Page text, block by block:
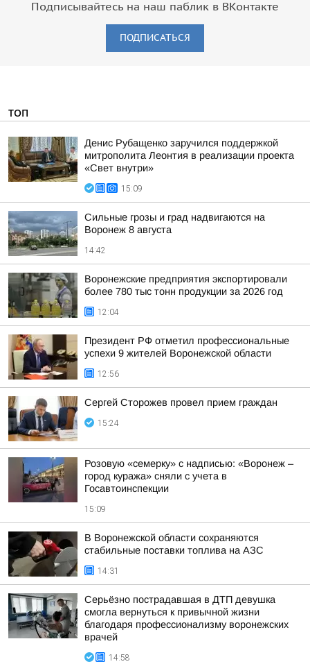
Подписывайтесь на наш паблик в ВКонтакте
ПОДПИСАТЬСЯ
ТОП
Денис Рубащенко заручился поддержкой
митрополита Леонтия в реализации проекта
«Свет внутри»
15:09
Сильные грозы и град надвигаются на
Воронеж 8 августа
14:42
Воронежские предприятия экспортировали
более 780 тыс тонн продукции за 2026 год
12:04
Президент РФ отметил профессиональные
успехи 9 жителей Воронежской области
12:56
Сергей Сторожев провел прием граждан
15:24
Розовую «семерку» с надписью: «Воронеж –
город куража» сняли с учета в
Госавтоинспекции
15:09
В Воронежской области сохраняются
стабильные поставки топлива на АЗС
14:31
Серьёзно пострадавшая в ДТП девушка
смогла вернуться к привычной жизни
благодаря профессионализму воронежских
врачей
14:58